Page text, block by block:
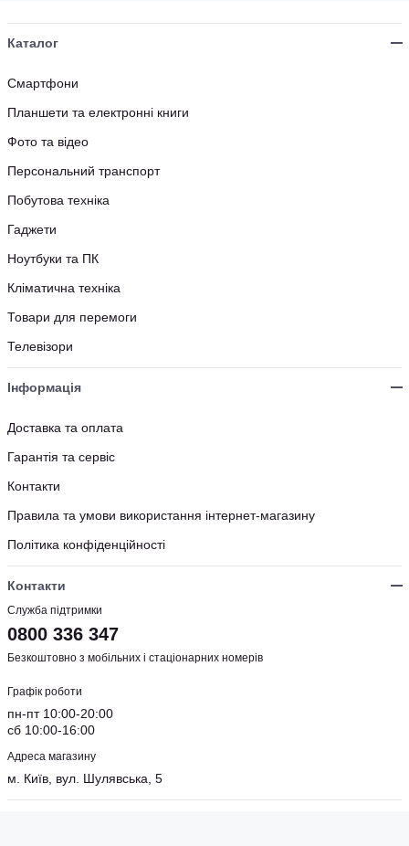
Каталог
Смартфони
Планшети та електронні книги
Фото та відео
Персональний транспорт
Побутова техніка
Гаджети
Ноутбуки та ПК
Кліматична техніка
Товари для перемоги
Телевізори
Інформація
Доставка та оплата
Гарантія та сервіс
Контакти
Правила та умови використання інтернет-магазину
Політика конфіденційності
Контакти
Служба підтримки
0800 336 347
Безкоштовно з мобільних і стаціонарних номерів
Графік роботи
пн-пт 10:00-20:00
сб 10:00-16:00
Адреса магазину
м. Київ, вул. Шулявська, 5